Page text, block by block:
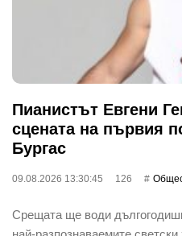
Пианистът Евгени
сцената на първия
Бургас
09.08.2026 13:30:45 126
Срещата ще води